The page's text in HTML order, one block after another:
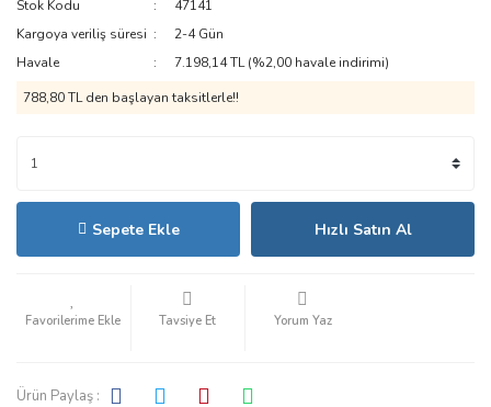
Stok Kodu
47141
Kargoya veriliş süresi
2-4 Gün
Havale
7.198,14 TL (%2,00 havale indirimi)
788,80 TL den başlayan taksitlerle!!
Sepete Ekle Hızlı Satın Al
Tavsiye Et Yorum Yaz
Ürün Paylaş :